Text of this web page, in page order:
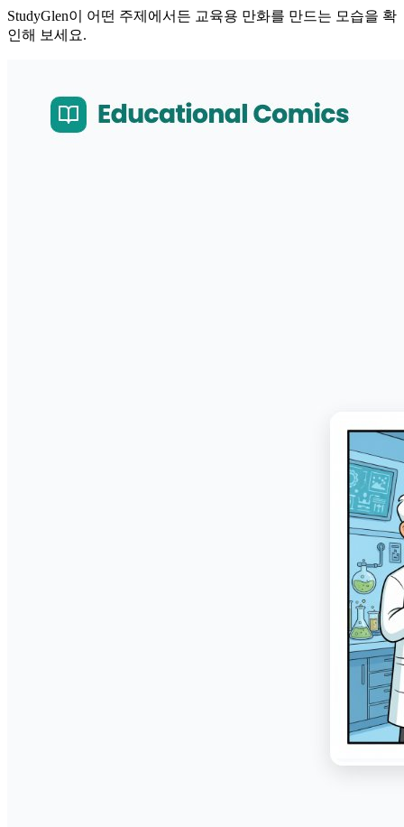
StudyGlen이 어떤 주제에서든 교육용 만화를 만드는 모습을 확
인해 보세요.